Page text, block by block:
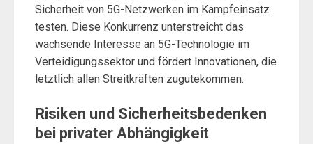
Sicherheit von 5G-Netzwerken im Kampfeinsatz
testen. Diese Konkurrenz unterstreicht das
wachsende Interesse an 5G-Technologie im
Verteidigungssektor und fördert Innovationen, die
letztlich allen Streitkräften zugutekommen.
Risiken und Sicherheitsbedenken
bei privater Abhängigkeit